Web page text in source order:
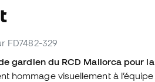
FD7482-329
gardien du RCD Mallorca pour la
hommage visuellement à l’équipe